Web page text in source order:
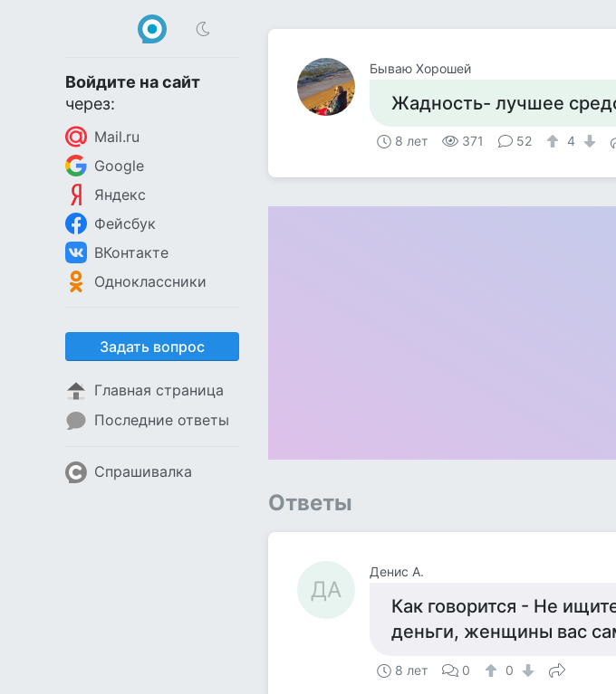
Войдите на сайт
через:
Mail.ru
Google
Яндекс
Фейсбук
ВКонтакте
Одноклассники
Задать вопрос
Главная страница
Последние ответы
Спрашивалка
Бываю Хорошей
Жадность- лучшее
8 лет 371 52 4
Ответы
ДА
Денис А.
Как говорится - Не
деньги, женщины вас
8 лет 0 0